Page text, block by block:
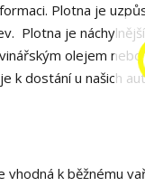
Plotna je
Plotna je
olejem nebo
k dostání u našich
k běžnému